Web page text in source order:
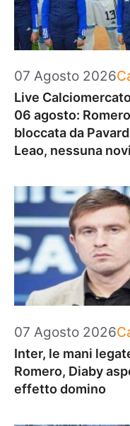
07 Agosto 2026
Live
06 agosto:
bloccata da
Leao, nessuna
07 Agosto 2026
Inter, le mani
Romero, Diaby
effetto domino